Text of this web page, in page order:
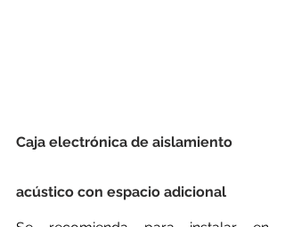
Caja electrónica de aislamiento
acústico con espacio adicional